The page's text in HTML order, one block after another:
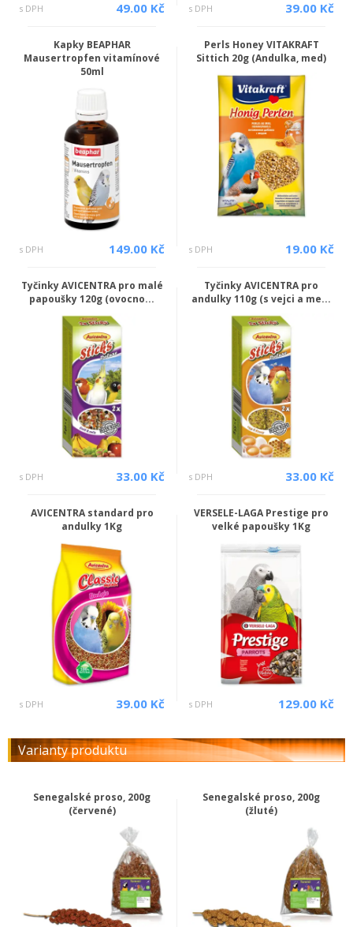
s DPH 49.00 Kč s DPH 39.00 Kč
Kapky BEAPHAR
Mausertropfen vitamínové
50ml
s DPH 149.00 Kč
Perls Honey VITAKRAFT
Sittich 20g (Andulka, med)
s DPH 19.00 Kč
Tyčinky AVICENTRA pro malé
papoušky 120g (ovocno...
s DPH 33.00 Kč
Tyčinky AVICENTRA pro
andulky 110g (s vejci a me...
s DPH 33.00 Kč
AVICENTRA standard pro
andulky 1Kg
s DPH 39.00 Kč
VERSELE-LAGA Prestige pro
velké papoušky 1Kg
s DPH 129.00 Kč
Varianty produktu
Senegalské proso, 200g
(červené)
Senegalské proso, 200g
(žluté)